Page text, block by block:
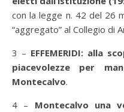
con la legge n. 42 del 26
“aggregato” al Collegio di
3 – EFFEMERIDI: alla
piacevolezze per
Montecalvo.
4 – Montecalvo una